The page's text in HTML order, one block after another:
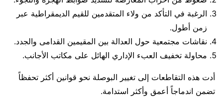
الرغبة في التأكد من ولاء المتقدمين للقيم الديمقراطية عبر
زمن أطول.
نقاشات مجتمعية حول العدالة بين المقيمين القدامى والجدد.
محاولة تخفيف العبء الإداري الهائل على مكاتب الأجانب.
أدت هذه التقاطعات إلى تغيير البوصلة نحو قوانين أكثر تحفظاً
تضمن اندماجاً أعمق وأكثر استدامة.